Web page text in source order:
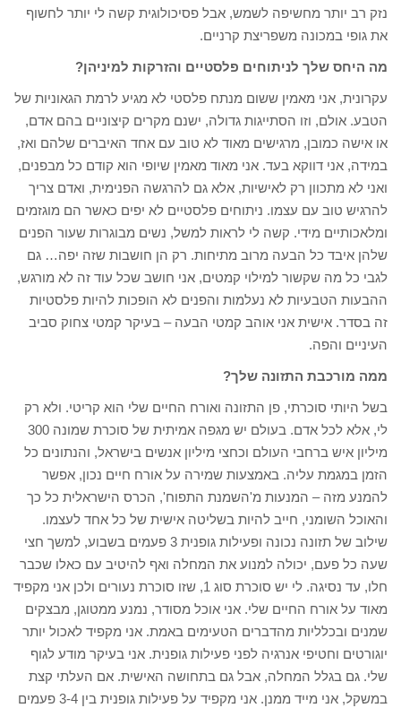
נזק רב יותר מחשיפה לשמש, אבל פסיכולוגית קשה לי יותר לחשוף
את גופי במכונה משפריצת קרניים.
מה היחס שלך לניתוחים פלסטיים והזרקות למיניהן?
עקרונית, אני מאמין ששום מנתח פלסטי לא מגיע לרמת הגאוניות של
הטבע. אולם, וזו הסתייגות גדולה, ישנם מקרים קיצוניים בהם אדם,
או אישה כמובן, מרגישים מאוד לא טוב עם אחד האיברים שלהם ואז,
במידה, אני דווקא בעד. אני מאוד מאמין שיופי הוא קודם כל מבפנים,
ואני לא מתכוון רק לאישיות, אלא גם להרגשה הפנימית, ואדם צריך
להרגיש טוב עם עצמו. ניתוחים פלסטיים לא יפים כאשר הם מוגזמים
ומלאכותיים מידי. קשה לי לראות למשל, נשים מבוגרות שעור הפנים
שלהן איבד כל הבעה מרוב מתיחות. רק הן חושבות שזה יפה… גם
לגבי כל מה שקשור למילוי קמטים, אני חושב שכל עוד זה לא מורגש,
ההבעות הטבעיות לא נעלמות והפנים לא הופכות להיות פלסטיות
זה בסדר. אישית אני אוהב קמטי הבעה – בעיקר קמטי צחוק סביב
העיניים והפה.
ממה מורכבת התזונה שלך?
בשל היותי סוכרתי, פן התזונה ואורח החיים שלי הוא קריטי. ולא רק
לי, אלא לכל אדם. בעולם יש מגפה אמיתית של סוכרת שמונה 300
מיליון איש ברחבי העולם וכחצי מיליון אנשים בישראל, והנתונים כל
הזמן במגמת עליה. באמצעות שמירה על אורח חיים נכון, אפשר
להמנע מזה – המנעות מ'השמנת התפוח', הכרס הישראלית כל כך
והאוכל השומני, חייב להיות בשליטה אישית של כל אחד לעצמו.
שילוב של תזונה נכונה ופעילות גופנית 3 פעמים בשבוע, למשך חצי
שעה כל פעם, יכולה למנוע את המחלה ואף להיטיב עם כאלו שכבר
חלו, עד נסיגה. לי יש סוכרת סוג 1, שזו סוכרת נעורים ולכן אני מקפיד
מאוד על אורח החיים שלי. אני אוכל מסודר, נמנע ממטוגן, מבצקים
שמנים ובכלליות מהדברים הטעימים באמת. אני מקפיד לאכול יותר
יוגורטים וחטיפי אנרגיה לפני פעילות גופנית. אני בעיקר מודע לגוף
שלי. גם בגלל המחלה, אבל גם בתחושה האישית. אם העלתי קצת
במשקל, אני מייד ממנן. אני מקפיד על פעילות גופנית בין 3-4 פעמים